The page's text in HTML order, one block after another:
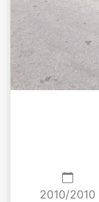
2010/2010